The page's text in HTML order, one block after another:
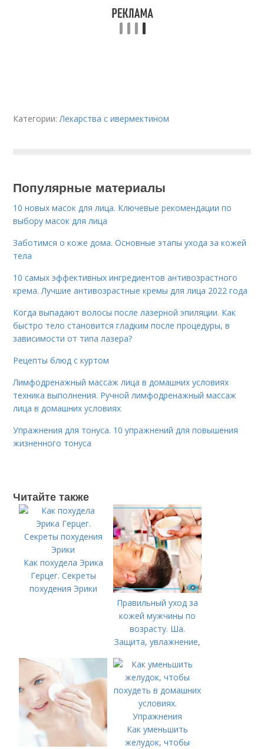
Категории:Лекарства с ивермектином
Популярные материалы
10 новых масок для лица. Ключевые рекомендации по
выбору масок для лица
Заботимся о коже дома. Основные этапы ухода за кожей
тела
10 самых эффективных ингредиентов антивозрастного
крема. Лучшие антивозрастные кремы для лица 2022 года
Когда выпадают волосы после лазерной эпиляции. Как
быстро тело становится гладким после процедуры, в
зависимости от типа лазера?
Рецепты блюд с куртом
Лимфодренажный массаж лица в домашних условиях
техника выполнения. Ручной лимфодренажный массаж
лица в домашних условиях
Упражнения для тонуса. 10 упражнений для повышения
жизненного тонуса
Читайте также
Как похудела Эрика
Герцег. Секреты
похудения Эрики
Правильный уход за
кожей мужчины по
возрасту. Ша.
Защита, увлажнение,
Как уменьшить
желудок, чтобы